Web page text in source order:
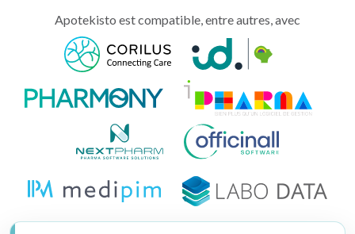
Apotekisto est compatible, entre autres, avec